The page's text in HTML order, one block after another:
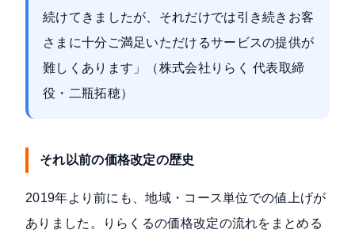
続けてきましたが、それだけでは引き続きお客
さまに十分ご満足いただけるサービスの提供が
難しくあります」（株式会社りらく 代表取締
役・二瓶拓穂）
それ以前の価格改定の歴史
2019年より前にも、地域・コース単位での値上げが
ありました。りらくるの価格改定の流れをまとめる